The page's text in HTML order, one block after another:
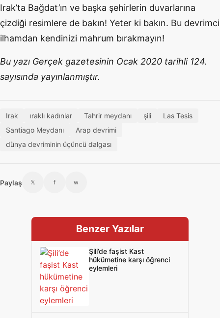
Irak’ta Bağdat’ın ve başka şehirlerin duvarlarına
çizdiği resimlere de bakın! Yeter ki bakın. Bu devrimci
ilhamdan kendinizi mahrum bırakmayın!
Bu yazı Gerçek gazetesinin Ocak 2020 tarihli 124.
sayısında yayınlanmıştır.
Irak ıraklı kadınlar Tahrir meydanı şili
Las Tesis
Santiago Meydanı
Arap devrimi
dünya devriminin üçüncü dalgası
Paylaş 𝕏 f w
Benzer Yazılar
Şili’de faşist Kast
hükümetine karşı öğrenci
eylemleri